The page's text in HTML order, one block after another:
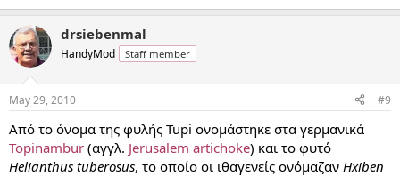
drsiebenmal
HandyMod Staff member
May 29, 2010 #9
Από το όνομα της φυλής Tupi ονομάστηκε στα γερμανικά
Topinambur (αγγλ. Jerusalem artichoke) και το φυτό
Helianthus tuberosus, το οποίο οι ιθαγενείς ονόμαζαν Hxiben